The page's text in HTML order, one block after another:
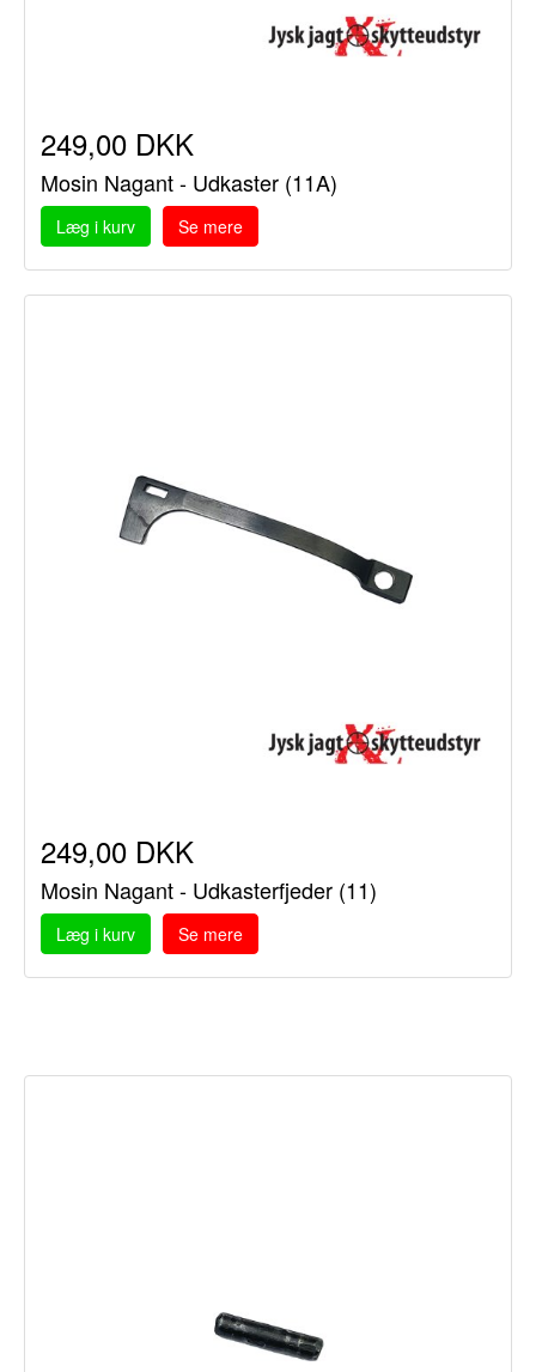
249,00 DKK
Mosin Nagant - Udkaster (11A)
Læg i kurv Se mere
249,00 DKK
Mosin Nagant - Udkasterfjeder (11)
Læg i kurv Se mere